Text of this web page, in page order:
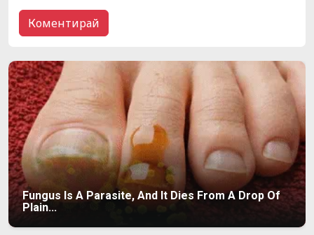
Fungus Is A Parasite, And It Dies From A Drop Of
Plain...